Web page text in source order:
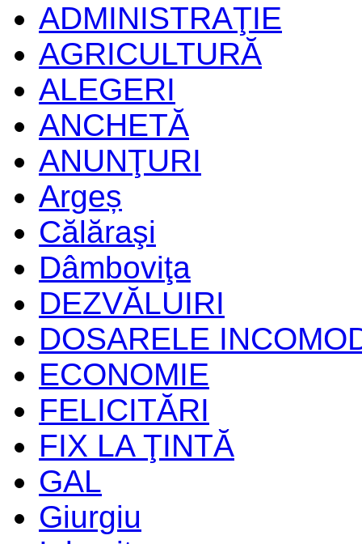
ADMINISTRAŢIE
AGRICULTURĂ
ALEGERI
ANCHETĂ
ANUNŢURI
Argeș
Călăraşi
Dâmboviţa
DEZVĂLUIRI
DOSARELE
ECONOMIE
FELICITĂRI
FIX LA ŢINTĂ
GAL
Giurgiu